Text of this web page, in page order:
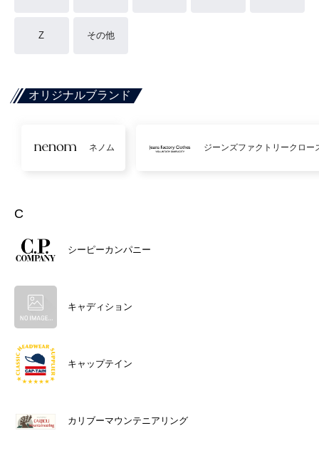
Z その他
オリジナルブランド
ネノム ジーンズファクトリークロー
C
シーピーカンパニー
キャディション
キャップテイン
カリブーマウンテニアリング